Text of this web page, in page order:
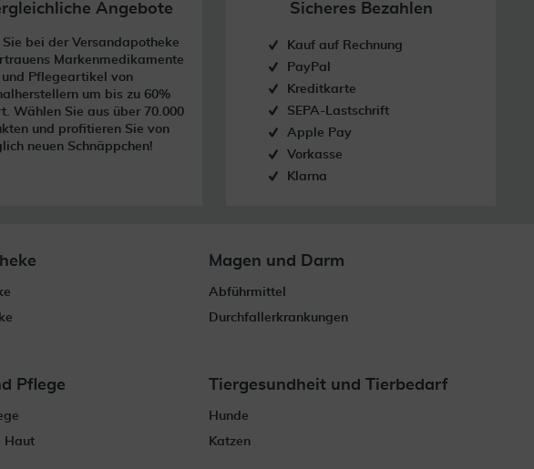
Angebote
Sie bei der Versandapotheke
Markenmedikamente
und Pflegeartikel von
um bis zu 60%
Wählen Sie aus über 70.000
und profitieren Sie von
neuen Schnäppchen!
Sicheres Bezahlen
Kauf auf Rechnung
PayPal
Kreditkarte
SEPA-Lastschrift
Apple Pay
Vorkasse
Klarna
Magen und Darm
Abführmittel
Durchfallerkrankungen
Pflege
Haut
Tiergesundheit und Tierbedarf
Hunde
Katzen